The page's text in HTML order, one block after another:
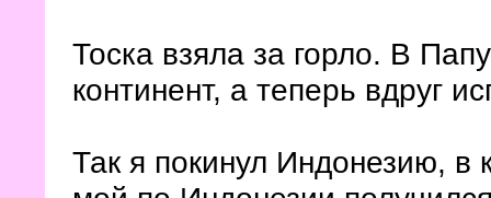
Тоска взяла за горло. В
континент, а теперь вдруг
Так я покинул Индонезию,